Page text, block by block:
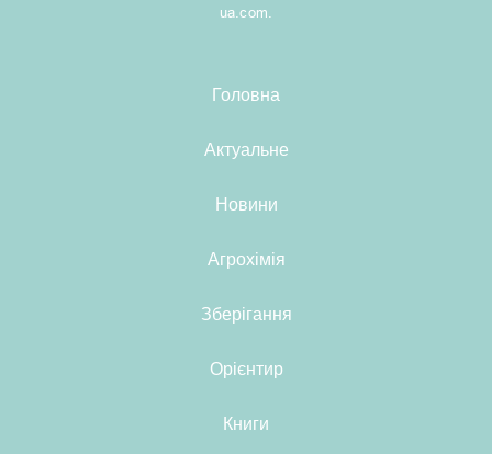
ua.com.
Головна
Актуальне
Новини
Агрохімія
Зберігання
Орієнтир
Книги